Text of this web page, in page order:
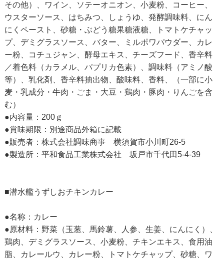
その他）、ワイン、ソテーオニオン、小麦粉、コーヒー、
ウスターソース、はちみつ、しょうゆ、発酵調味料、にん
にくペースト、砂糖・ぶどう糖果糖液糖、トマトケチャッ
プ、デミグラスソース、バター、ミルポワパウダー、カレ
ー粉、コチュジャン、酵母エキス、チーズフード、香辛料
／着色料（カラメル、パプリカ色素）、調味料（アミノ酸
等）、乳化剤、香辛料抽出物、酸味料、香料、（一部に小
麦・乳成分・牛肉・ごま・大豆・鶏肉・豚肉・りんごを含
む）
●内容量：200ｇ
●賞味期限：別途商品外箱に記載
●販売者：株式会社調味商事 横須賀市小川町26-5
●製造所：平和食品工業株式会社 坂戸市千代田5-4-39
■潜水艦うずしおチキンカレー
●名称：カレー
●原材料：野菜（玉葱、馬鈴薯、人参、生姜、にんにく）、
鶏肉、デミグラスソース、小麦粉、チキンエキス、食用油
脂、カレールウ、カレー粉、トマトケチャップ、砂糖、ワ